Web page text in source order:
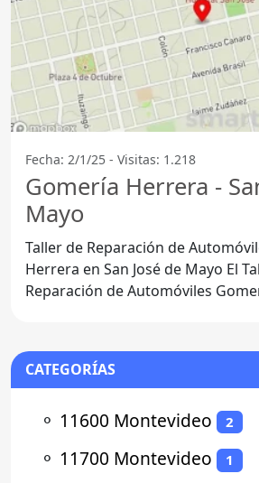
Fecha: 2/1/25 - Visitas: 1.218
Gomería Herrera -
Mayo
Taller de Reparación de
Herrera en San José de Mayo El Taller de
Reparación de Automóviles
CATEGORÍAS
⚬ 11600 Montevideo 2
⚬ 11700 Montevideo 1